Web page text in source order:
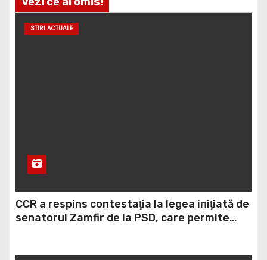
STIRI ACTUALE
CCR a respins contestaţia la legea iniţiată de
senatorul Zamfir de la PSD, care permite